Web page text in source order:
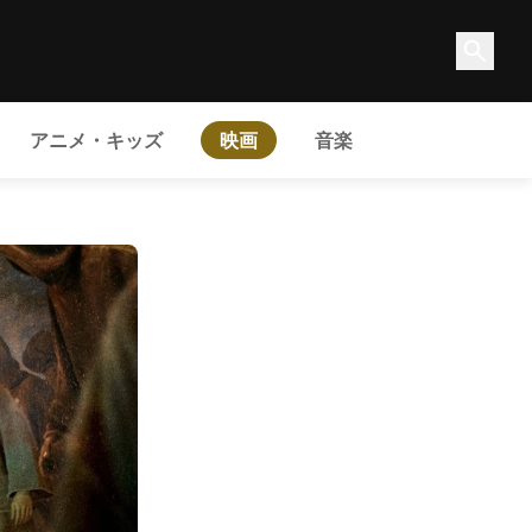
アニメ・キッズ 映画 音楽